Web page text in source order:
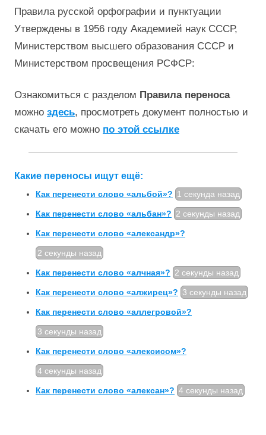
Правила русской орфографии и пунктуации
Утверждены в 1956 году Академией наук СССР,
Министерством высшего образования СССР и
Министерством просвещения РСФСР:
Ознакомиться с разделом Правила переноса
можно здесь, просмотреть документ полностью и
скачать его можно по этой ссылке
Какие переносы ищут ещё:
Как перенести слово «альбой»? 1 секунда назад
Как перенести слово «альбан»? 2 секунды назад
Как перенести слово «александр»?
2 секунды назад
Как перенести слово «алчная»? 2 секунды назад
Как перенести слово «алжирец»? 3 секунды назад
Как перенести слово «аллегровой»?
3 секунды назад
Как перенести слово «алексисом»?
4 секунды назад
Как перенести слово «алексан»? 4 секунды назад